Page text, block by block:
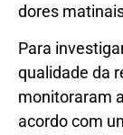
dores
Para
qualidade da
monitoraram
acordo com